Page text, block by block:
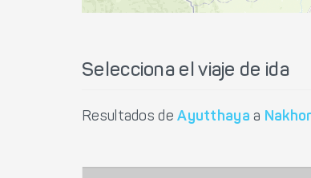
Selecciona el viaje de ida
Resultados deAyutthaya a